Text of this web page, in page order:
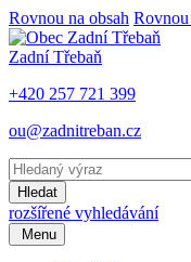
Rovnou na obsah Rovnou
Zadní Třebaň
+420 257 721 399
ou@zadnitreban.cz
Hledat
rozšířené vyhledávání
Menu